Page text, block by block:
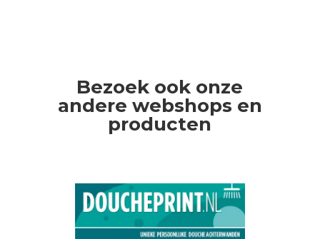
Bezoek ook onze
andere webshops en
producten